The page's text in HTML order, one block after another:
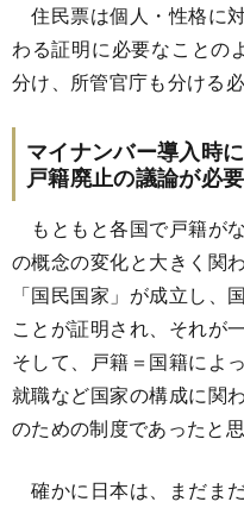
住民票は個人・性格に
わる証明に必要なことの
分け、所管官庁も分ける
マイナンバー導入時に
戸籍廃止の議論が必
もともと各国で戸籍が
の概念の変化と大きく関
「国民国家」が成立し、
ことが証明され、それが
そして、戸籍＝国籍によ
就職など国家の構成に関
のための制度であったと思
確かに日本は、まだま